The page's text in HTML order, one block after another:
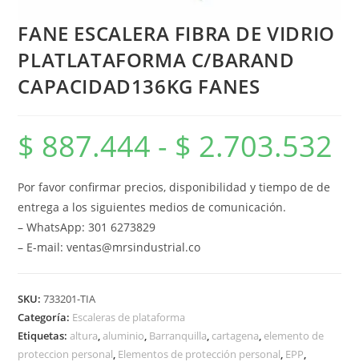
FANE ESCALERA FIBRA DE VIDRIO
PLATLATAFORMA C/BARAND
CAPACIDAD136KG FANES
$ 887.444 - $ 2.703.532
Por favor confirmar precios, disponibilidad y tiempo de de
entrega a los siguientes medios de comunicación.
– WhatsApp: 301 6273829
– E-mail: ventas@mrsindustrial.co
SKU:733201-TIA
Categoría: Escaleras de plataforma
Etiquetas:altura,aluminio, Barranquilla, cartagena, elemento de
proteccion personal, Elementos de protección personal, EPP,